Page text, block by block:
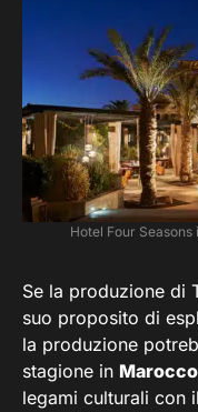
Hotel Four
Se la produzione di
suo proposito di
la produzione
stagione in Marocco
legami culturali con